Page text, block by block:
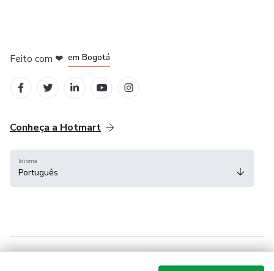
Feito com ❤ em Bogotá
Conheça a Hotmart
Idioma
Português